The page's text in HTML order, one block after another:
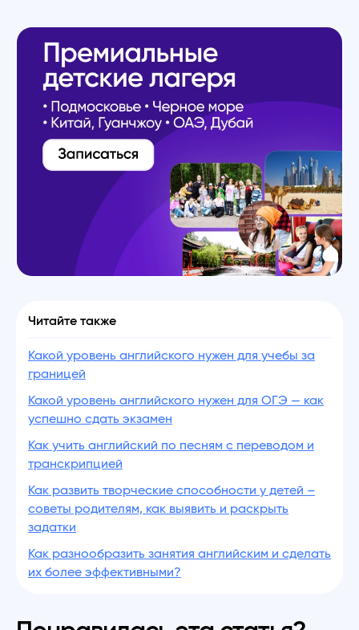
Читайте также
Какой уровень английского нужен для учебы за
границей
Какой уровень английского нужен для ОГЭ — как
успешно сдать экзамен
Как учить английский по песням с переводом и
транскрипцией
Как развить творческие способности у детей –
советы родителям, как выявить и раскрыть
задатки
Как разнообразить занятия английским и сделать
их более эффективными?